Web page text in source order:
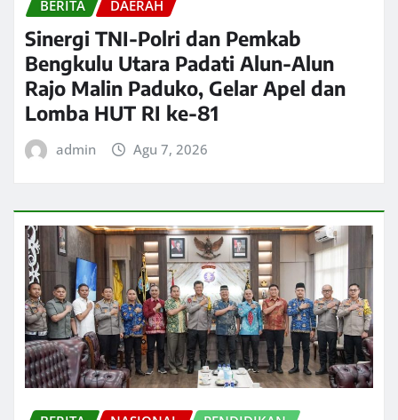
BERITA DAERAH
Sinergi TNI-Polri dan Pemkab
Bengkulu Utara Padati Alun-Alun
Rajo Malin Paduko, Gelar Apel dan
Lomba HUT RI ke-81
admin Agu 7, 2026